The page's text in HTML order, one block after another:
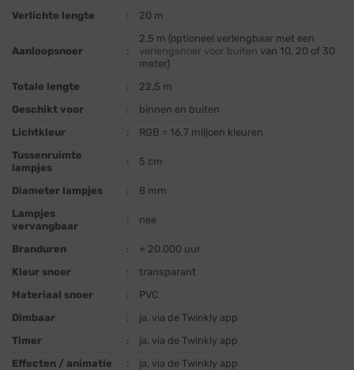
Verlichte lengte
: 20 m
Aanloopsnoer :
2,5 m (optioneel verlengbaar met een
verlengsnoer voor buiten van 10, 20 of 30
meter)
Totale lengte
:
22,5 m
Geschikt voor
:
binnen en buiten
Lichtkleur
:
RGB = 16,7 miljoen kleuren
Tussenruimte
lampjes
: 5 cm
Diameter lampjes :
8 mm
Lampjes
vervangbaar
: nee
Branduren :
+ 20.000 uur
Kleur snoer
:
transparant
Materiaal snoer
:
PVC
Dimbaar
:
ja, via de Twinkly app
Timer
:
ja, via de Twinkly app
Effecten / animatie
:
ja, via de Twinkly app